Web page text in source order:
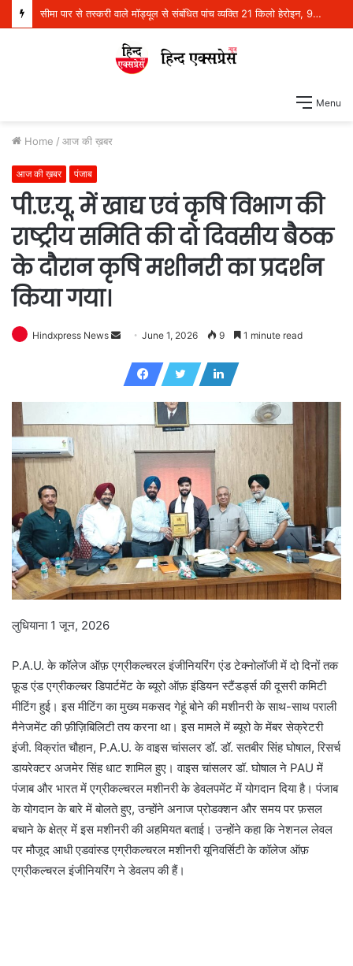
सीमा पार से तस्करी वाले मॉड्यूल से संबंधित पांच व्यक्ति 21 किलो हेरोइन, 970 ग्राम आईसीई और एक पिस्तौल सहित गिरफ्तार
Menu
Home / आज की ख़बर
आज की ख़बर पंजाब
पी.ए.यू. में खाद्य एवं कृषि विभाग की
राष्ट्रीय समिति की दो दिवसीय बैठक
के दौरान कृषि मशीनरी का प्रदर्शन
किया गया।
Hindxpress News
n
i
l
June 1, 2026 9 1 minute read
लुधियाना 1 जून, 2026
P.A.U. के कॉलेज ऑफ़ एग्रीकल्चरल इंजीनियरिंग एंड टेक्नोलॉजी में दो दिनों तक
फ़ूड एंड एग्रीकल्चर डिपार्टमेंट के ब्यूरो ऑफ़ इंडियन स्टैंडर्ड्स की दूसरी कमिटी
मीटिंग हुई। इस मीटिंग का मुख्य मकसद गेहूं बोने की मशीनरी के साथ-साथ पराली
मैनेजमेंट की फ़ीज़िबिलिटी तय करना था। इस मामले में ब्यूरो के मेंबर सेक्रेटरी
इंजी. विक्रांत चौहान, P.A.U. के वाइस चांसलर डॉ. डॉ. सतबीर सिंह घोषाल, रिसर्च
डायरेक्टर अजमेर सिंह धाट शामिल हुए। वाइस चांसलर डॉ. घोषाल ने PAU में
पंजाब और भारत में एग्रीकल्चरल मशीनरी के डेवलपमेंट में योगदान दिया है। पंजाब
के योगदान के बारे में बोलते हुए, उन्होंने अनाज प्रोडक्शन और समय पर फ़सल
बचाने के क्षेत्र में इस मशीनरी की अहमियत बताई। उन्होंने कहा कि नेशनल लेवल
पर मौजूद आधी एडवांस्ड एग्रीकल्चरल मशीनरी यूनिवर्सिटी के कॉलेज ऑफ़
एग्रीकल्चरल इंजीनियरिंग ने डेवलप की हैं।